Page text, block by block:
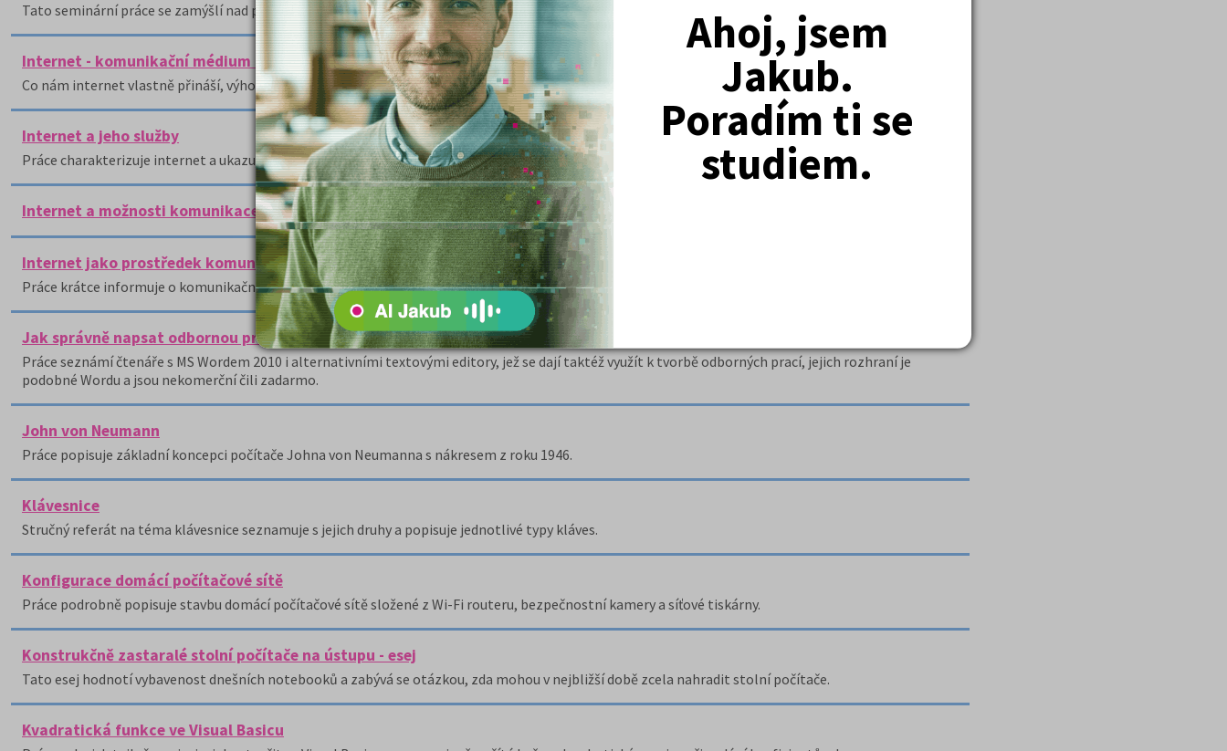
Ahoj, jsem
Jakub.
Poradím ti se
studiem.
Tato seminární práce se zamýšlí nad problematikou Internetu, jako prostředku komunikace, a jako hrozby odlidštění komunikace.
Internet - komunikační médium 20. století
Co nám internet vlastně přináší, výhody a nevýhody internetu.
Internet a jeho služby
Práce charakterizuje internet a ukazuje, jakými způsoby se lze připojit.
Internet a možnosti komunikace na internetu
Internet jako prostředek komunikace
Práce krátce informuje o komunikačních možnostech dostupných prostřednictvím internetu a zamýšlí se nad jejich výhodami a nevýhodami.
Jak správně napsat odbornou práci v MS Wordu?
Práce seznámí čtenáře s MS Wordem 2010 i alternativními textovými editory, jež se dají taktéž využít k tvorbě odborných prací, jejich rozhraní je
podobné Wordu a jsou nekomerční čili zadarmo.
John von Neumann
Práce popisuje základní koncepci počítače Johna von Neumanna s nákresem z roku 1946.
Klávesnice
Stručný referát na téma klávesnice seznamuje s jejich druhy a popisuje jednotlivé typy kláves.
Konfigurace domácí počítačové sítě
Práce podrobně popisuje stavbu domácí počítačové sítě složené z Wi-Fi routeru, bezpečnostní kamery a síťové tiskárny.
Konstrukčně zastaralé stolní počítače na ústupu - esej
Tato esej hodnotí vybavenost dnešních notebooků a zabývá se otázkou, zda mohou v nejbližší době zcela nahradit stolní počítače.
Kvadratická funkce ve Visual Basicu